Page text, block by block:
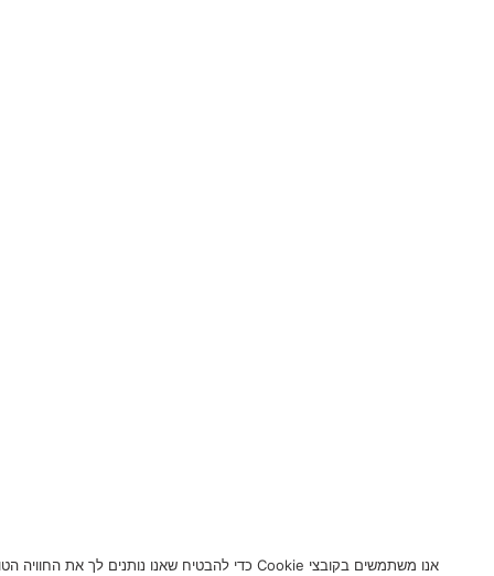
אנו משתמשים בקובצי Cookie כדי להבטיח שאנו נותנים לך את החוויה הטובה